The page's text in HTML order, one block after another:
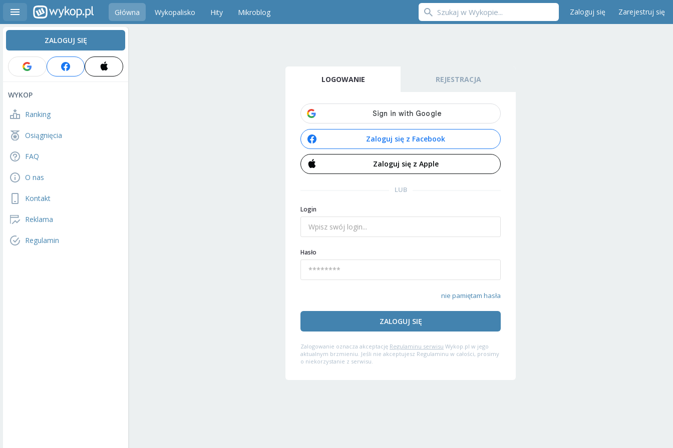
Główna Wykopalisko Hity Mikroblog Zaloguj się Zarejestruj się
ZALOGUJ SIĘ
WYKOP
Ranking
Osiągnięcia
FAQ
O nas
Kontakt
Reklama
Regulamin
LOGOWANIE REJESTRACJA
Zaloguj się z Facebook
Zaloguj się z Apple
LUB
Login
Hasło
nie pamiętam hasła
ZALOGUJ SIĘ
Zalogowanie oznacza akceptację Regulaminu serwisu Wykop.pl w jego
aktualnym brzmieniu. Jeśli nie akceptujesz Regulaminu w całości, prosimy
o niekorzystanie z serwisu.